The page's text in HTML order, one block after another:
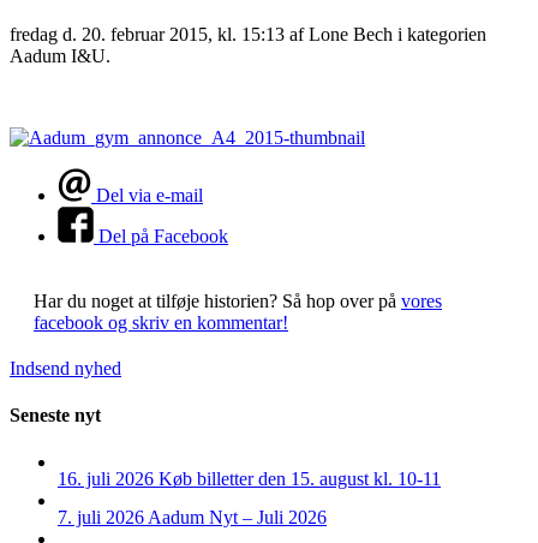
fredag d. 20. februar 2015, kl. 15:13 af Lone Bech i kategorien
Aadum I&U.
Del via e-mail
Del på Facebook
Har du noget at tilføje historien? Så hop over på vores
facebook og skriv en kommentar!
Indsend nyhed
Seneste nyt
16. juli 2026 Køb billetter den 15. august kl. 10-11
7. juli 2026 Aadum Nyt – Juli 2026